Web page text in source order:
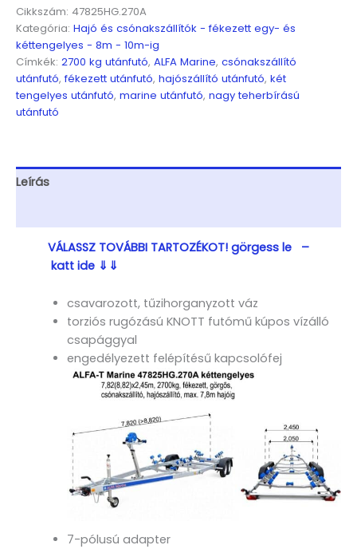
47825HG.270A*
Kéttengelyes,
7,82(>8,82)x2,45m,
fékezett,
utánfutók
max.7,80
m/26
láb
széles
csónakokhoz,
mennyiség
Cikkszám: 47825HG.270A
Kategória: Hajó és csónakszállítók - fékezett egy- és
kéttengelyes - 8m - 10m-ig
Címkék: 2700 kg utánfutó, ALFA Marine, csónakszállító
utánfutó,fékezett utánfutó, hajószállító utánfutó, két
tengelyes utánfutó, marine utánfutó, nagy teherbírású
utánfutó
Leírás
VÁLASSZ TOVÁBBI TARTOZÉKOT! görgess le –
katt ide ⇓⇓
csavarozott, tűzihorganyzott váz
torziós rugózású KNOTT futómű kúpos vízálló
csapággyal
engedélyezett felépítésű kapcsolófej
7-pólusú adapter